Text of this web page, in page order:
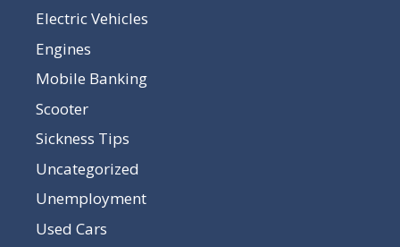
Electric Vehicles
Engines
Mobile Banking
Scooter
Sickness Tips
Uncategorized
Unemployment
Used Cars